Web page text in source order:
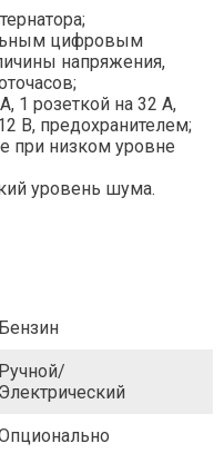
цифровым
напряжения,
1 розеткой на 32 А,
В, предохранителем;
при низком уровне
уровень шума.
Бензин
Ручной/
Электрический